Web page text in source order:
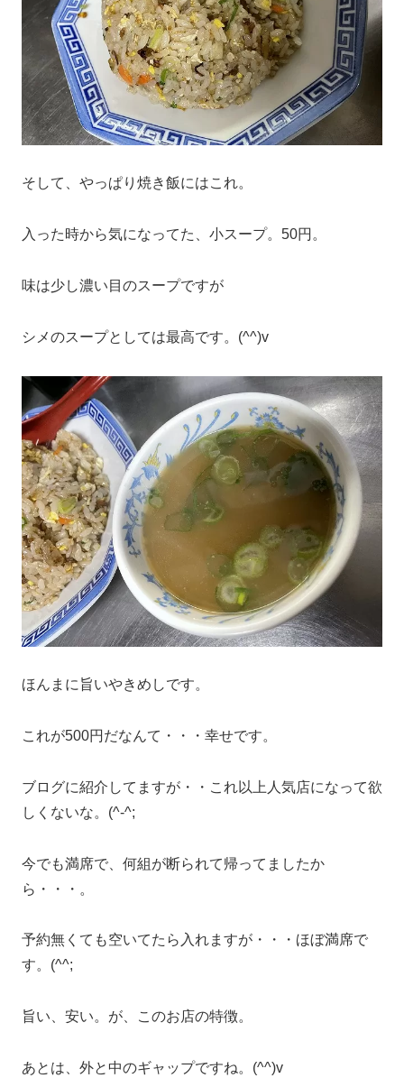
そして、やっぱり焼き飯にはこれ。
入った時から気になってた、小スープ。50円。
味は少し濃い目のスープですが
シメのスープとしては最高です。(^^)v
ほんまに旨いやきめしです。
これが500円だなんて・・・幸せです。
ブログに紹介してますが・・これ以上人気店になって欲
しくないな。(^-^;
今でも満席で、何組が断られて帰ってましたか
ら・・・。
予約無くても空いてたら入れますが・・・ほぼ満席で
す。(^^;
旨い、安い。が、このお店の特徴。
あとは、外と中のギャップですね。(^^)v